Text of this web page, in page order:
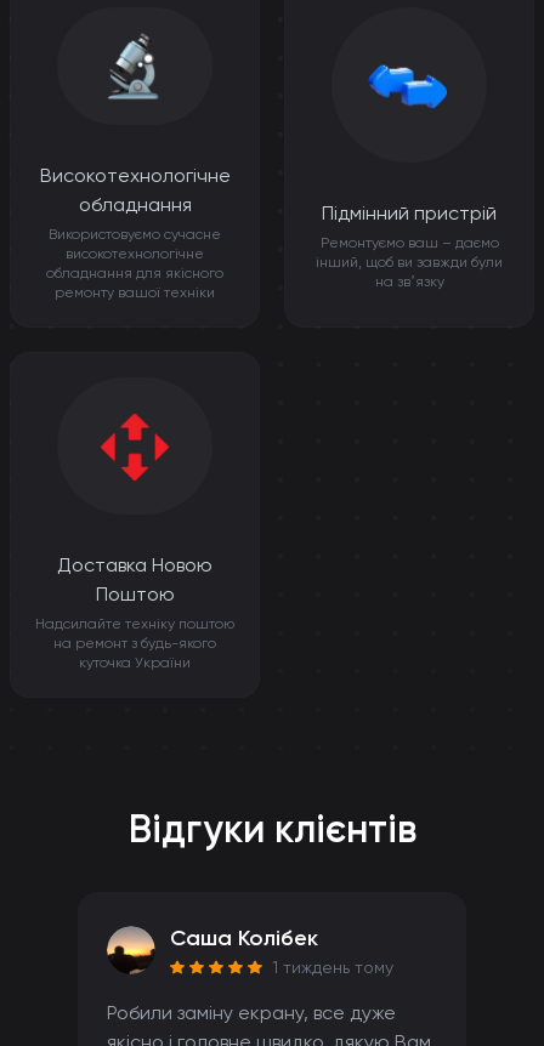
Високотехнологічне
обладнання
Використовуємо сучасне
високотехнологічне
обладнання для якісного
ремонту вашої техніки
Підмінний пристрій
Ремонтуємо ваш – даємо
інший, щоб ви завжди були
на звʼязку
Доставка Новою
Поштою
Надсилайте техніку поштою
на ремонт з будь-якого
куточка України
Відгуки клієнтів
Саша Колібек
1 тиждень тому
Робили заміну екрану, все дуже